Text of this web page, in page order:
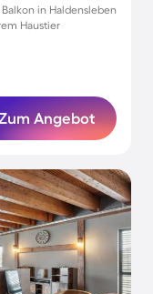
in Haldensleben
Haustier
Angebot